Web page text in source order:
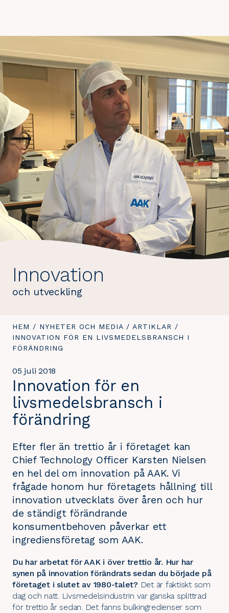
Innovation
och utveckling
DU
ÄR
HÄR:
HEM / NYHETER OCH MEDIA / ARTIKLAR /
ÄR
INNOVATION FÖR EN LIVSMEDELSBRANSCH I
FÖRÄNDRING
05 juli 2018
Innovation för en
livsmedelsbransch i
förändring
Efter fler än trettio år i företaget kan
Chief Technology Officer Karsten Nielsen
en hel del om innovation på AAK. Vi
frågade honom hur företagets hållning till
innovation utvecklats över åren och hur
de ständigt förändrande
konsumentbehoven påverkar ett
ingrediensföretag som AAK.
Du har arbetat för AAK i över trettio år. Hur har
synen på innovation förändrats sedan du började på
företaget i slutet av 1980-talet? Det är faktiskt som
dag och natt. Livsmedelsindustrin var ganska splittrad
för trettio år sedan. Det fanns bulkingredienser som